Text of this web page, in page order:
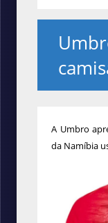
A Umbro
da Namíbia